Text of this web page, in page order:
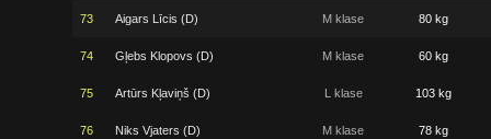
73 Aigars Līcis (D) M klase 80 kg
74 Gļebs Klopovs (D) M klase 60 kg
75 Artūrs Kļaviņš (D) L klase 103 kg
76 Niks Vjaters (D) M klase 78 kg